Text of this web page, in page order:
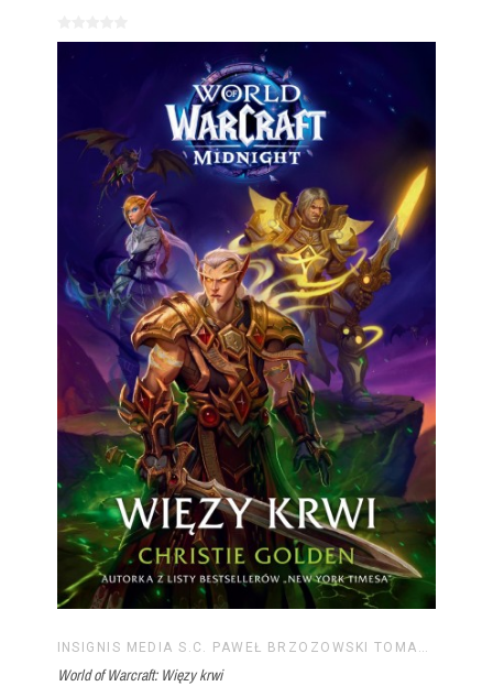
World of Warcraft: Więzy krwi